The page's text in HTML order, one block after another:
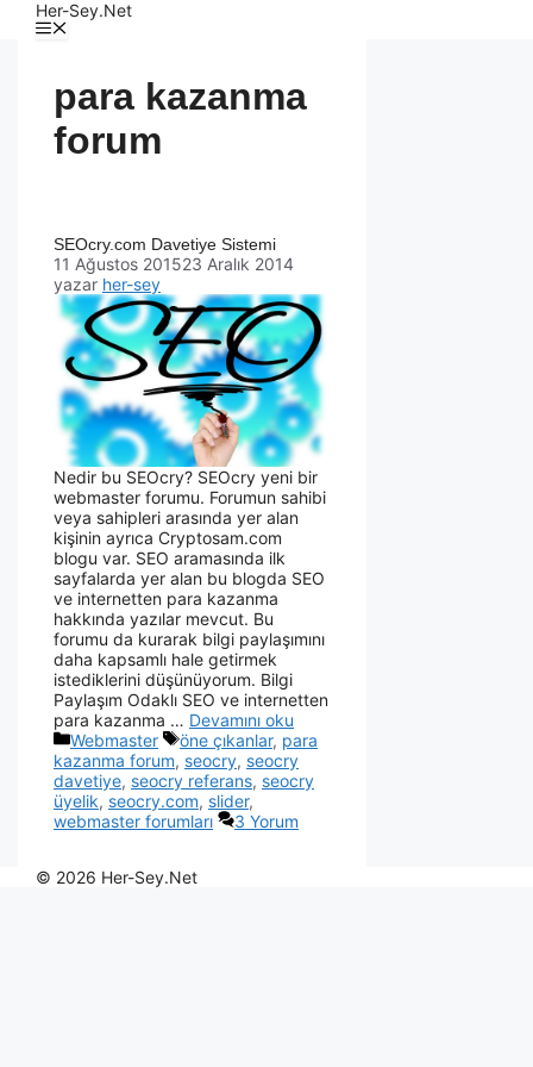
Her-Sey.Net
para kazanma
forum
SEOcry.com Davetiye Sistemi
11 Ağustos 201523 Aralık 2014
yazar her-sey
Nedir bu SEOcry? SEOcry yeni bir
webmaster forumu. Forumun sahibi
veya sahipleri arasında yer alan
kişinin ayrıca Cryptosam.com
blogu var. SEO aramasında ilk
sayfalarda yer alan bu blogda SEO
ve internetten para kazanma
hakkında yazılar mevcut. Bu
forumu da kurarak bilgi paylaşımını
daha kapsamlı hale getirmek
istediklerini düşünüyorum. Bilgi
Paylaşım Odaklı SEO ve internetten
para kazanma … Devamını oku
Webmaster
öne çıkanlar, para
kazanma forum, seocry, seocry
davetiye, seocry referans, seocry
üyelik, seocry.com, slider,
webmaster forumları
3 Yorum
© 2026 Her-Sey.Net